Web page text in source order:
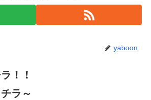
yaboon
！！
ラ～